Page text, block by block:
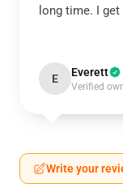
long time. I
E Everett
Verified
Write your